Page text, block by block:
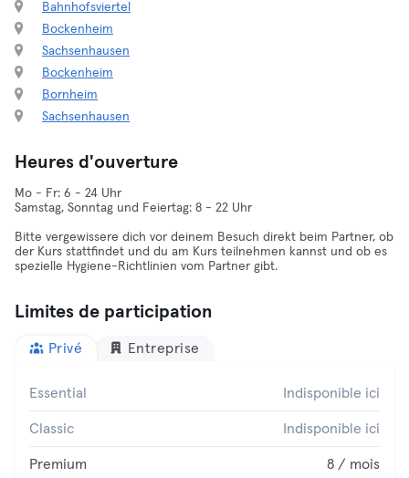
Bahnhofsviertel
Bockenheim
Sachsenhausen
Bockenheim
Bornheim
Sachsenhausen
Heures d'ouverture
Mo - Fr: 6 - 24 Uhr
Samstag, Sonntag und Feiertag: 8 - 22 Uhr
Bitte vergewissere dich vor deinem Besuch direkt beim Partner, ob
der Kurs stattfindet und du am Kurs teilnehmen kannst und ob es
spezielle Hygiene-Richtlinien vom Partner gibt.
Limites de participation
Privé Entreprise
Essential Indisponible ici
Classic Indisponible ici
Premium 8 / mois